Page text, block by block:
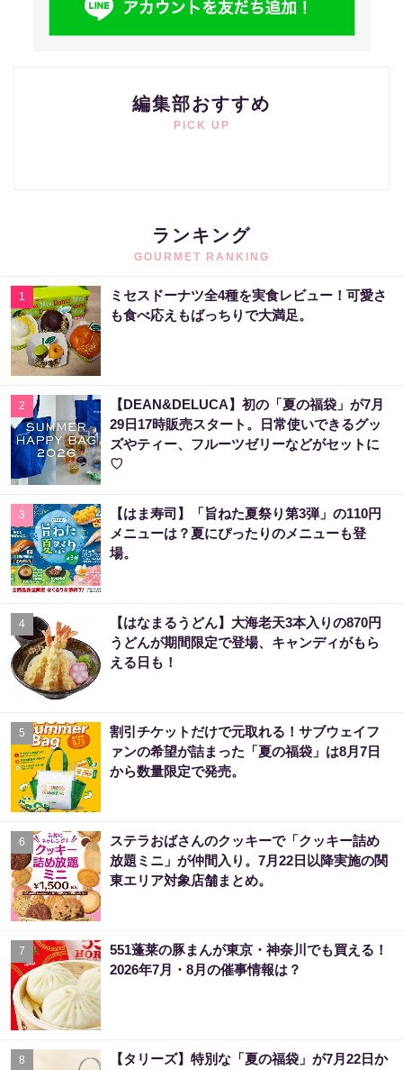
編集部おすすめ
PICK UP
ランキング
GOURMET RANKING
1
ミセスドーナツ全4種を実食レビュー！可愛さ
も食べ応えもばっちりで大満足。
2
【DEAN&DELUCA】初の「夏の福袋」が7月
29日17時販売スタート。日常使いできるグッ
ズやティー、フルーツゼリーなどがセットに
♡
3
【はま寿司】「旨ねた夏祭り第3弾」の110円
メニューは？夏にぴったりのメニューも登
場。
4
【はなまるうどん】大海老天3本入りの870円
うどんが期間限定で登場、キャンディがもら
える日も！
5
割引チケットだけで元取れる！サブウェイフ
ァンの希望が詰まった「夏の福袋」は8月7日
から数量限定で発売。
6
ステラおばさんのクッキーで「クッキー詰め
放題ミニ」が仲間入り。7月22日以降実施の関
東エリア対象店舗まとめ。
7
551蓬莱の豚まんが東京・神奈川でも買える！
2026年7月・8月の催事情報は？
8
【タリーズ】特別な「夏の福袋」が7月22日か